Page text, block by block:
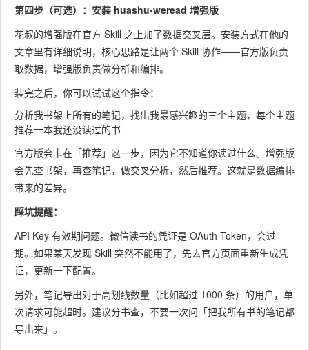
第四步（可选）：安装 huashu-weread 增强版
花叔的增强版在官方 Skill 之上加了数据交叉层。安装方式在他的
文章里有详细说明，核心思路是让两个 Skill 协作——官方版负责
取数据，增强版负责做分析和编排。
装完之后，你可以试试这个指令：
分析我书架上所有的笔记，找出我最感兴趣的三个主题，每个主题
官方版会卡在「推荐」这一步，因为它不知道你读过什么。增强版
会先查书架，再查笔记，做交叉分析，然后推荐。这就是数据编排
带来的差异。
踩坑提醒：
API Key 有效期问题。微信读书的凭证是 OAuth Token，会过
期。如果某天发现 Skill 突然不能用了，先去官方页面重新生成凭
证，更新一下配置。
另外，笔记导出对于高划线数量（比如超过 1000 条）的用户，单
次请求可能超时。建议分书查，不要一次问「把我所有书的笔记都
导出来」。